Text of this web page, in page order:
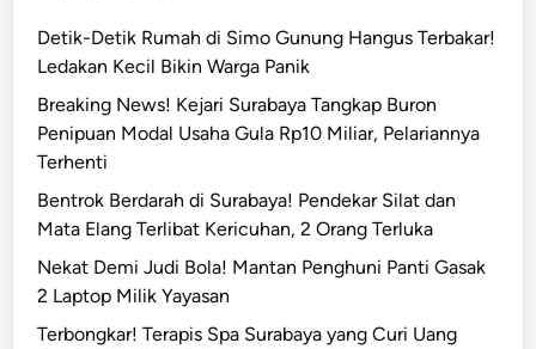
Detik-Detik Rumah di Simo Gunung Hangus Terbakar!
Ledakan Kecil Bikin Warga Panik
Breaking News! Kejari Surabaya Tangkap Buron
Penipuan Modal Usaha Gula Rp10 Miliar, Pelariannya
Terhenti
Bentrok Berdarah di Surabaya! Pendekar Silat dan
Mata Elang Terlibat Kericuhan, 2 Orang Terluka
Nekat Demi Judi Bola! Mantan Penghuni Panti Gasak
2 Laptop Milik Yayasan
Terbongkar! Terapis Spa Surabaya yang Curi Uang